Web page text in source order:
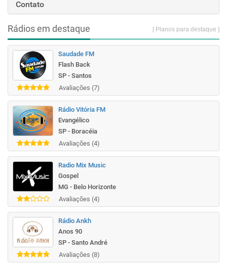
Contato
Rádios em destaque [ Planos para destaque ]
Saudade FM
Flash Back
SP - Santos
Avaliações (7)
Rádio Vitória FM
Evangélico
SP - Boracéia
Avaliações (4)
Radio Mix Music
Gospel
MG - Belo Horizonte
Avaliações (4)
Rádio Ankh
Anos 90
SP - Santo André
Avaliações (8)